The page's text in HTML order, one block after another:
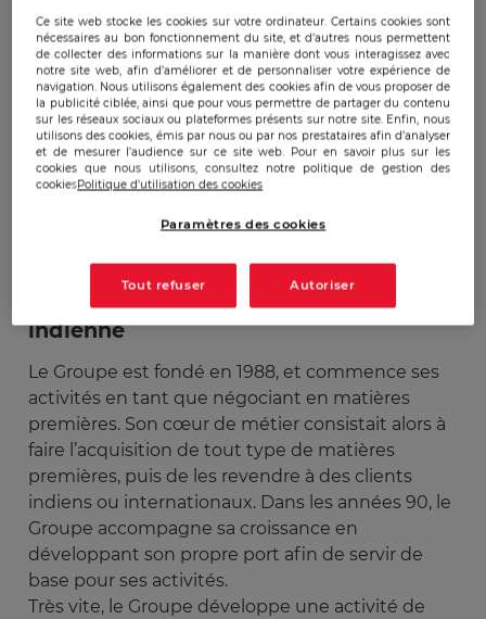
janvier 2023, son fondateur figurait à la 11ème
place du classement des hommes les plus riches
du monde, avec une fortune estimée entre 84 et
88 milliards de dollars. Le 25 janvier dernier, la
société Hindenburg Research, une société
américaine de recherche en investissement,
publie un rapport documenté, basé sur des
recherches menées pendant plus de 2 ans,
accusant le conglomérat d’être l’une des plus
Le Groupe Adani : une success story
indienne
Le Groupe est fondé en 1988, et commence ses
activités en tant que négociant en matières
premières. Son cœur de métier consistait alors à
faire l’acquisition de tout type de matières
premières, puis de les revendre à des clients
indiens ou internationaux. Dans les années 90, le
Groupe accompagne sa croissance en
développant son propre port afin de servir de
base pour ses activités.
Très vite, le Groupe développe une activité de
Ce site web stocke les cookies sur votre ordinateur. Certains cookies sont
nécessaires au bon fonctionnement du site, et d’autres nous permettent
de collecter des informations sur la manière dont vous interagissez avec
notre site web, afin d’améliorer et de personnaliser votre expérience de
navigation. Nous utilisons également des cookies afin de vous proposer de
la publicité ciblée, ainsi que pour vous permettre de partager du contenu
sur les réseaux sociaux ou plateformes présents sur notre site. Enfin, nous
utilisons des cookies, émis par nous ou par nos prestataires afin d’analyser
et de mesurer l’audience sur ce site web. Pour en savoir plus sur les
cookies que nous utilisons, consultez notre politique de gestion des
cookiesPolitique d'utilisation des cookies
Paramètres des cookies
Tout refuser Autoriser